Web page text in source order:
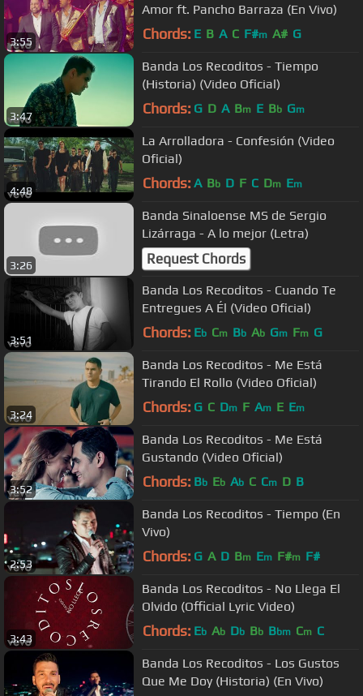
3:55
Amor ft. Pancho Barraza (En Vivo)
Chords: E B A C F#m A# G
3:47
Banda Los Recoditos - Tiempo
(Historia) (Video Oficial)
Chords: G D A Bm E Bb Gm
4:48
La Arrolladora - Confesión (Video
Oficial)
Chords: A Bb D F C Dm Em
3:26
Banda Sinaloense MS de Sergio
Lizárraga - A lo mejor (Letra)
Request Chords
3:51
Banda Los Recoditos - Cuando Te
Entregues A Él (Video Oficial)
Chords: Eb Cm Bb Ab Gm Fm G
3:24
Banda Los Recoditos - Me Está
Tirando El Rollo (Video Oficial)
Chords: G C Dm F Am E Em
3:52
Banda Los Recoditos - Me Está
Gustando (Video Oficial)
Chords: Bb Eb Ab C Cm D B
2:53
Banda Los Recoditos - Tiempo (En
Vivo)
Chords: G A D Bm Em F#m F#
3:43
Banda Los Recoditos - No Llega El
Olvido (Official Lyric Video)
Chords: Eb Ab Db Bb Bbm Cm C
Banda Los Recoditos - Los Gustos
Que Me Doy (Historia) (En Vivo)